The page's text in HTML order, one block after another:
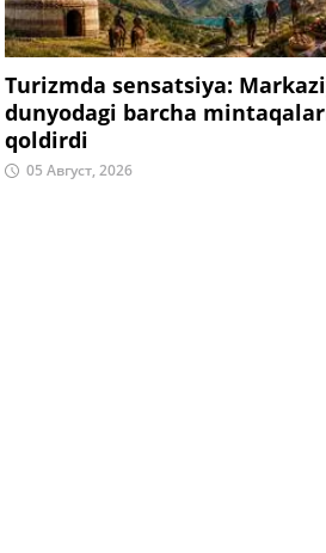
Turizmda sensatsiya:
dunyodagi barcha
qoldirdi
05 Август, 2026